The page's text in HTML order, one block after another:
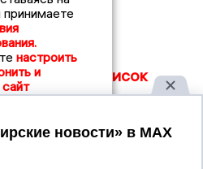
вошла в список
вредными
принимаете
настроить
и